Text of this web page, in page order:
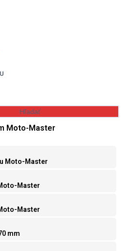
Moto-Master
Moto-Master
Master
Master
mm